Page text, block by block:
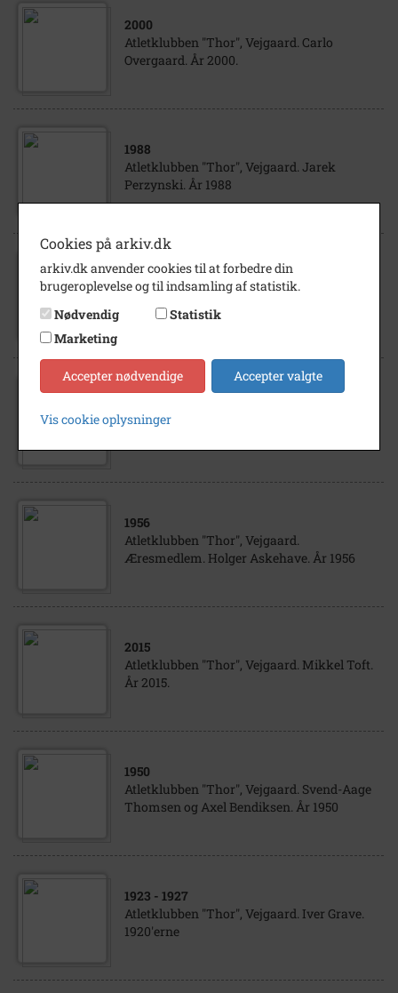
2000
Atletklubben "Thor", Vejgaard. Carlo
Overgaard. År 2000.
1988
Atletklubben "Thor", Vejgaard. Jarek
Perzynski. År 1988
1936
Atletklubben "Thor", Vejgaard. Robert
Nielsen. År 1936
2016
Atletklubben "Thor", Vejgaard. Jann Bak. År
1956
Atletklubben "Thor", Vejgaard.
Æresmedlem. Holger Askehave. År 1956
2015
Atletklubben "Thor", Vejgaard. Mikkel Toft.
År 2015.
1950
Atletklubben "Thor", Vejgaard. Svend-Aage
Thomsen og Axel Bendiksen. År 1950
1923 - 1927
Atletklubben "Thor", Vejgaard. Iver Grave.
1920'erne
Cookies på arkiv.dk
arkiv.dk anvender cookies til at forbedre din
brugeroplevelse og til indsamling af statistik.
Nødvendig
Statistik
Marketing
Accepter nødvendige Accepter valgte
Vis cookie oplysninger